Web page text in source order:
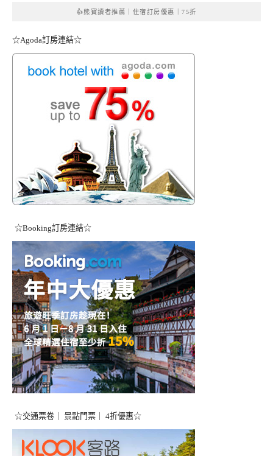
👍熊寶讀者推薦｜住宿訂房優惠｜75折
☆Agoda訂房連結☆
☆Booking訂房連結☆
☆交通票卷｜ 景點門票｜ 4折優惠☆